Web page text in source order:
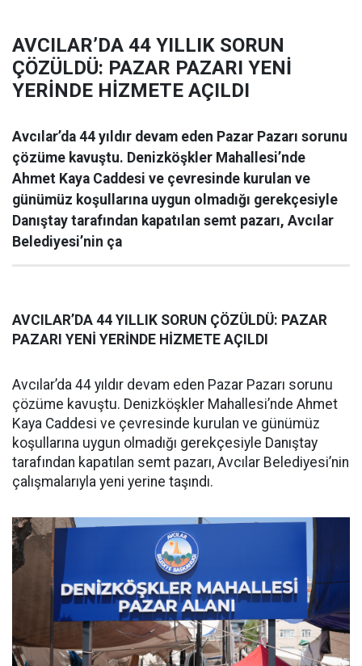
AVCILAR’DA 44 YILLIK SORUN
ÇÖZÜLDÜ: PAZAR PAZARI YENİ
YERİNDE HİZMETE AÇILDI
Avcılar’da 44 yıldır devam eden Pazar Pazarı sorunu
çözüme kavuştu. Denizköşkler Mahallesi’nde
Ahmet Kaya Caddesi ve çevresinde kurulan ve
günümüz koşullarına uygun olmadığı gerekçesiyle
Danıştay tarafından kapatılan semt pazarı, Avcılar
Belediyesi’nin ça
AVCILAR’DA 44 YILLIK SORUN ÇÖZÜLDÜ: PAZAR
PAZARI YENİ YERİNDE HİZMETE AÇILDI
Avcılar’da 44 yıldır devam eden Pazar Pazarı sorunu
çözüme kavuştu. Denizköşkler Mahallesi’nde Ahmet
Kaya Caddesi ve çevresinde kurulan ve günümüz
koşullarına uygun olmadığı gerekçesiyle Danıştay
tarafından kapatılan semt pazarı, Avcılar Belediyesi’nin
çalışmalarıyla yeni yerine taşındı.